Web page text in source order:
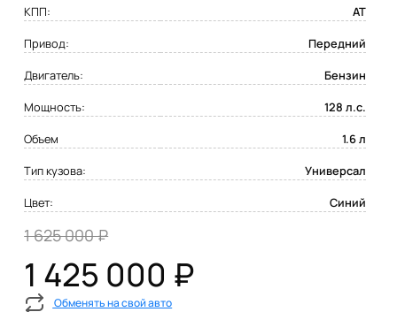
КПП:
AT
Привод:
Передний
Двигатель:
Бензин
Мощность:
128 л.с.
Объем
1.6 л
Тип кузова:
Универсал
Цвет:
Синий
1 625 000 ₽
1 425 000 ₽
Обменять на свой авто